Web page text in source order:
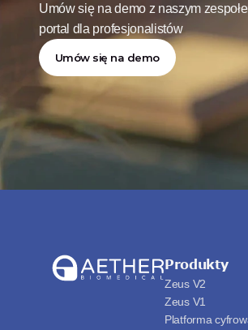
Umów się na demo z naszym
portal dla profesjonalistów
Umów się na demo
Produkty
Zeus V2
Zeus V1
Platforma